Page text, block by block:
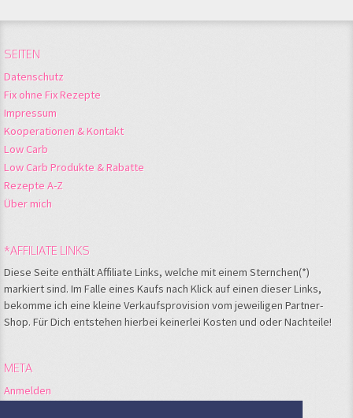
SEITEN
Datenschutz
Fix ohne Fix Rezepte
Impressum
Kooperationen & Kontakt
Low Carb
Low Carb Produkte & Rabatte
Rezepte A-Z
Über mich
*AFFILIATE LINKS
Diese Seite enthält Affiliate Links, welche mit einem Sternchen(*)
markiert sind. Im Falle eines Kaufs nach Klick auf einen dieser Links,
bekomme ich eine kleine Verkaufsprovision vom jeweiligen Partner-
Shop. Für Dich entstehen hierbei keinerlei Kosten und oder Nachteile!
META
Anmelden